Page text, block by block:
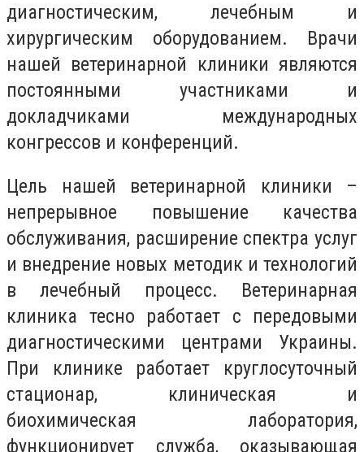
диагностическим, лечебным и
хирургическим оборудованием. Врачи
нашей ветеринарной клиники являются
постоянными участниками и
докладчиками международных
конгрессов и конференций.
Цель нашей ветеринарной клиники –
непрерывное повышение качества
обслуживания, расширение спектра услуг
и внедрение новых методик и технологий
в лечебный процесс. Ветеринарная
клиника тесно работает с передовыми
диагностическими центрами Украины.
При клинике работает круглосуточный
стационар, клиническая и
биохимическая лаборатория,
функционирует служба, оказывающая